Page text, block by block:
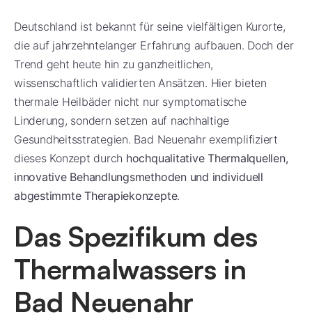
Deutschland ist bekannt für seine vielfältigen Kurorte,
die auf jahrzehntelanger Erfahrung aufbauen. Doch der
Trend geht heute hin zu ganzheitlichen,
wissenschaftlich validierten Ansätzen. Hier bieten
thermale Heilbäder nicht nur symptomatische
Linderung, sondern setzen auf nachhaltige
Gesundheitsstrategien. Bad Neuenahr exemplifiziert
dieses Konzept durch hochqualitative Thermalquellen,
innovative Behandlungsmethoden und individuell
abgestimmte Therapiekonzepte.
Das Spezifikum des
Thermalwassers in
Bad Neuenahr